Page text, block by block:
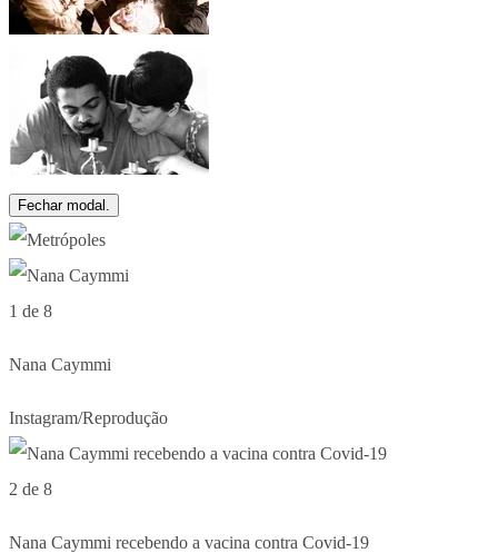
Fechar modal.
1 de 8
Nana Caymmi
Instagram/Reprodução
2 de 8
Nana Caymmi recebendo a vacina contra Covid-19